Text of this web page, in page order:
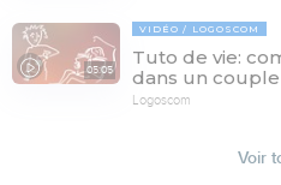
05:05
VIDÉO LOGOSCOM
Tuto de vie:
dans un couple
Logoscom
Voir